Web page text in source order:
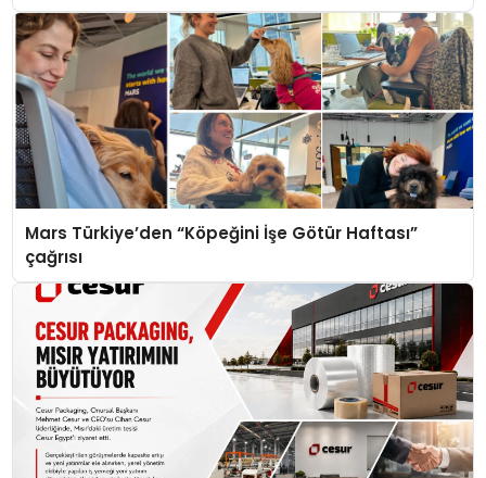
Mars Türkiye’den “Köpeğini İşe Götür Haftası”
çağrısı